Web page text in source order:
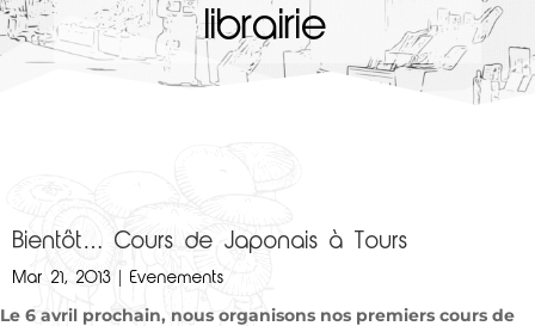
librairie
Bientôt… Cours de Japonais à Tours
Mar 21, 2013 |Evenements
Le 6 avril prochain, nous organisons nos premiers cours de